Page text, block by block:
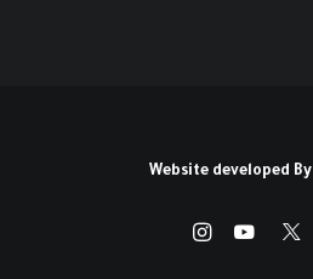
Website developed By